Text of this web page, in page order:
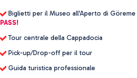
Biglietti per il Museo all'Aperto di Göreme
PASS!
Tour centrale della Cappadocia
Pick-up/Drop-off per il tour
Guida turistica professionale